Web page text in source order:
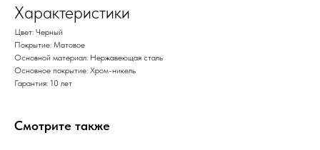
Характеристики
Цвет: Черный
Покрытие: Матовое
Основной материал: Нержавеющая сталь
Основное покрытие: Хром-никель
Гарантия: 10 лет
Смотрите также